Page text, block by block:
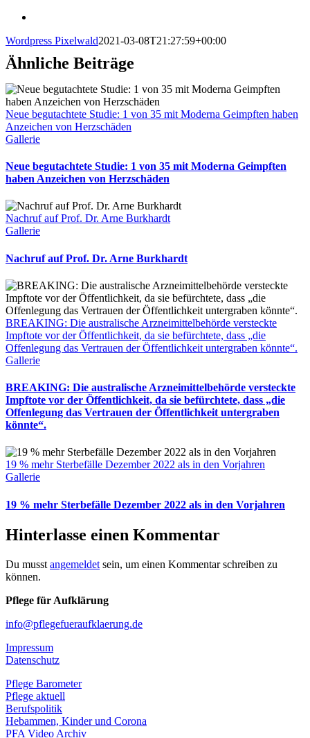
Wordpress Pixelwald2021-03-08T21:27:59+00:00
Ähnliche Beiträge
Neue begutachtete Studie: 1 von 35 mit Moderna Geimpften haben
Anzeichen von Herzschäden
Gallerie
Neue begutachtete Studie: 1 von 35 mit Moderna Geimpften
haben Anzeichen von Herzschäden
Nachruf auf Prof. Dr. Arne Burkhardt
Gallerie
Nachruf auf Prof. Dr. Arne Burkhardt
BREAKING: Die australische Arzneimittelbehörde versteckte
Impftote vor der Öffentlichkeit, da sie befürchtete, dass „die
Offenlegung das Vertrauen der Öffentlichkeit untergraben könnte“.
Gallerie
BREAKING: Die australische Arzneimittelbehörde versteckte
Impftote vor der Öffentlichkeit, da sie befürchtete, dass „die
Offenlegung das Vertrauen der Öffentlichkeit untergraben
könnte“.
19 % mehr Sterbefälle Dezember 2022 als in den Vorjahren
Gallerie
19 % mehr Sterbefälle Dezember 2022 als in den Vorjahren
Hinterlasse einen Kommentar
Du musst angemeldet sein, um einen Kommentar schreiben zu
können.
Pflege für Aufklärung
info@pflegefueraufklaerung.de
Impressum
Datenschutz
Pflege Barometer
Pflege aktuell
Berufspolitik
Hebammen, Kinder und Corona
PFA Video Archiv